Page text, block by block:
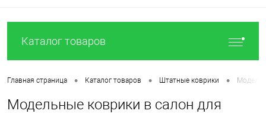
Каталог товаров
Главная страница • Каталог товаров • Штатные коврики •
Модельные коврики в салон для